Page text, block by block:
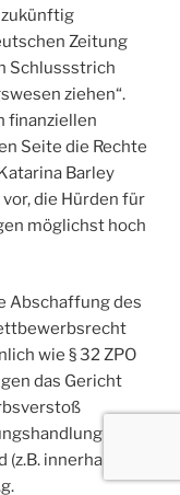
Zeitung
Schlussstrich
ziehen“.
finanziellen
Seite die Rechte
Barley
die Hürden für
möglichst hoch
Abschaffung des
wie § 32 ZPO
das Gericht
innerhalb